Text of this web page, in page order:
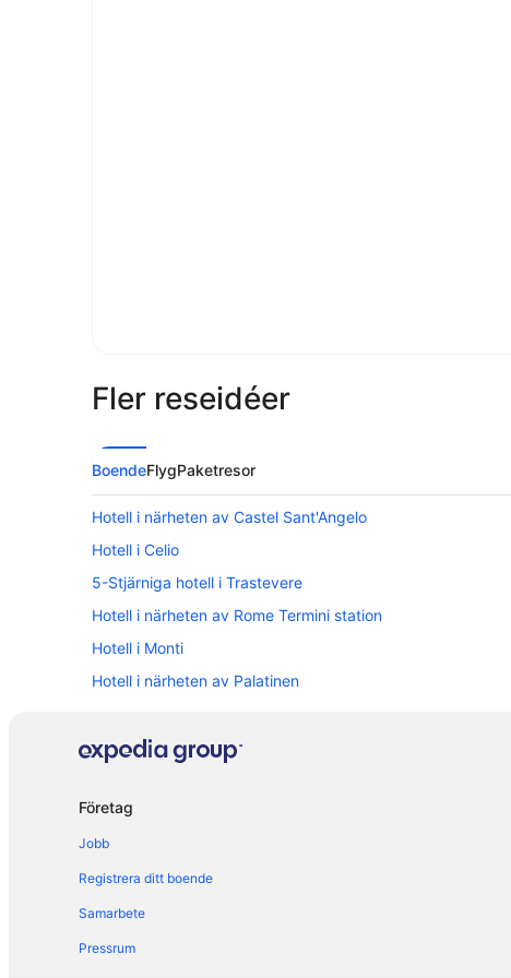
Fler reseidéer
BoendeFlygPaketresor
Hotell i närheten av Castel Sant'Angelo
Hotell i Celio
5-Stjärniga hotell i Trastevere
Hotell i närheten av Rome Termini station
Hotell i Monti
Hotell i närheten av Palatinen
Hotell i Prati
Hotell i Roms historiska stadsdel
Hotell i närheten av Trevifontänen
Företag
Jobb
Registrera ditt boende
Samarbete
Pressrum